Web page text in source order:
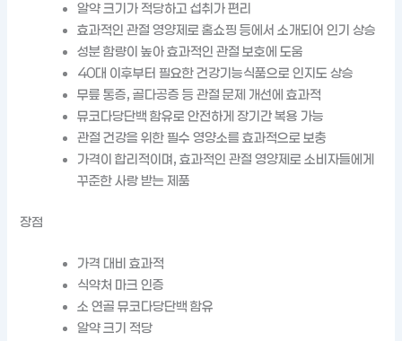
알약 크기가 적당하고 섭취가 편리
효과적인 관절 영양제로 홈쇼핑 등에서 소개되어 인기 상승
성분 함량이 높아 효과적인 관절 보호에 도움
40대 이후부터 필요한 건강기능식품으로 인지도 상승
무릎 통증, 골다공증 등 관절 문제 개선에 효과적
뮤코다당단백 함유로 안전하게 장기간 복용 가능
관절 건강을 위한 필수 영양소를 효과적으로 보충
가격이 합리적이며, 효과적인 관절 영양제로 소비자들에게
꾸준한 사랑 받는 제품
장점
가격 대비 효과적
식약처 마크 인증
소 연골 뮤코다당단백 함유
알약 크기 적당